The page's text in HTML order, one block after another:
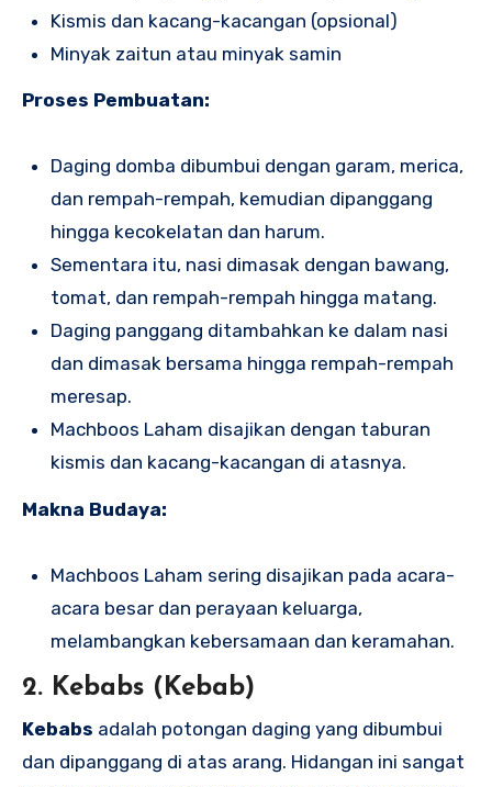
Kismis dan kacang-kacangan (opsional)
Minyak zaitun atau minyak samin
Proses Pembuatan:
Daging domba dibumbui dengan garam, merica,
dan rempah-rempah, kemudian dipanggang
hingga kecokelatan dan harum.
Sementara itu, nasi dimasak dengan bawang,
tomat, dan rempah-rempah hingga matang.
Daging panggang ditambahkan ke dalam nasi
dan dimasak bersama hingga rempah-rempah
meresap.
Machboos Laham disajikan dengan taburan
kismis dan kacang-kacangan di atasnya.
Makna Budaya:
Machboos Laham sering disajikan pada acara-
acara besar dan perayaan keluarga,
melambangkan kebersamaan dan keramahan.
2. Kebabs (Kebab)
Kebabs adalah potongan daging yang dibumbui
dan dipanggang di atas arang. Hidangan ini sangat